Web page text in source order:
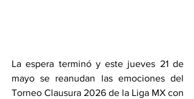
La espera terminó y este jueves 21 de
mayo se reanudan las emociones del
Torneo Clausura 2026 de la Liga MX con